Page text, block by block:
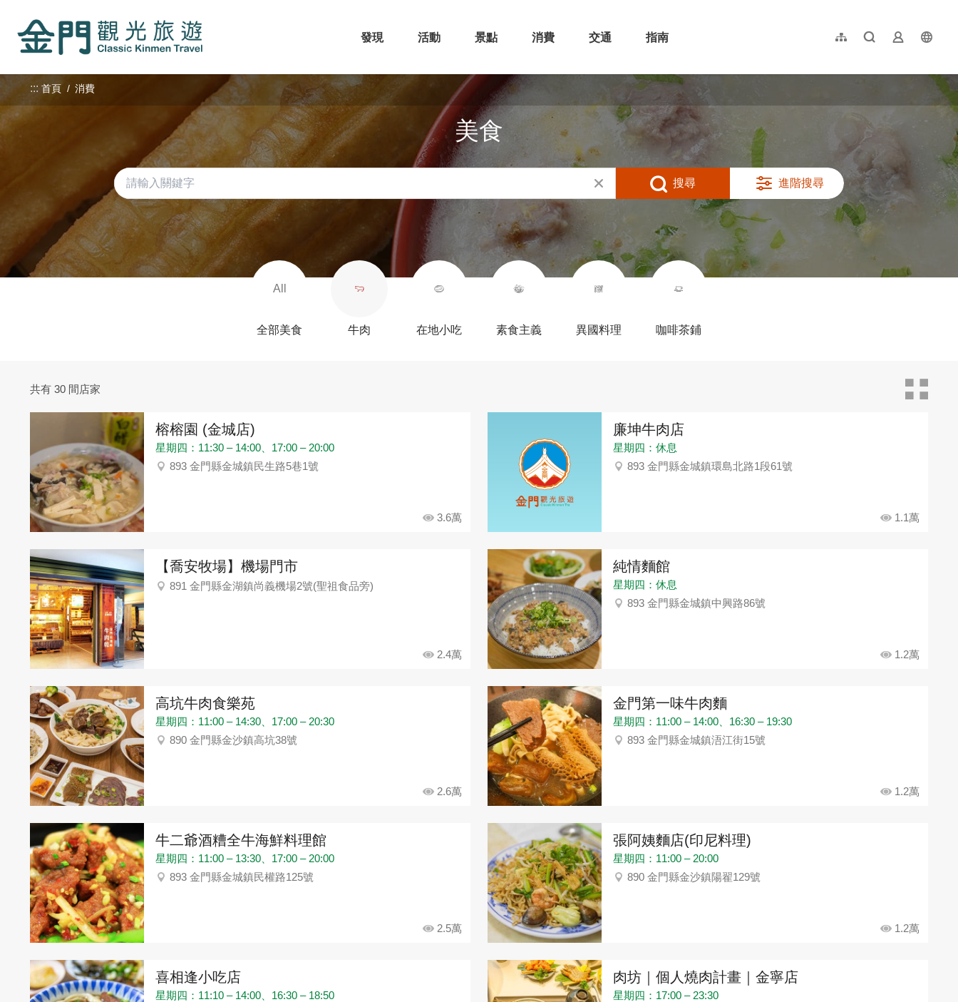
內
區
發現
活動 景點 消費 交通 指南 網站導覽全文檢索業者登入
简体中文
한국어
::: 首頁 消費
美食
搜尋 進階搜尋
All
全部美食 牛肉 在地小吃 素食主義 異國料理 咖啡茶鋪
共有 30 間店家
榕榕園 (金城店)
星期四：11:30 – 14:00、17:00 – 20:00
893 金門縣金城鎮民生路5巷1號
3.6萬
廉坤牛肉店
星期四：休息
893 金門縣金城鎮環島北路1段61號
1.1萬
【喬安牧場】機場門市
891 金門縣金湖鎮尚義機場2號(聖祖食品旁)
2.4萬
純情麵館
星期四：休息
893 金門縣金城鎮中興路86號
1.2萬
高坑牛肉食樂苑
星期四：11:00 – 14:30、17:00 – 20:30
890 金門縣金沙鎮高坑38號
2.6萬
金門第一味牛肉麵
星期四：11:00 – 14:00、16:30 – 19:30
893 金門縣金城鎮浯江街15號
1.2萬
牛二爺酒糟全牛海鮮料理館
星期四：11:00 – 13:30、17:00 – 20:00
893 金門縣金城鎮民權路125號
2.5萬
張阿姨麵店(印尼料理)
星期四：11:00 – 20:00
890 金門縣金沙鎮陽翟129號
1.2萬
喜相逢小吃店
星期四：11:10 – 14:00、16:30 – 18:50
肉坊｜個人燒肉計畫｜金寧店
星期四：17:00 – 23:30